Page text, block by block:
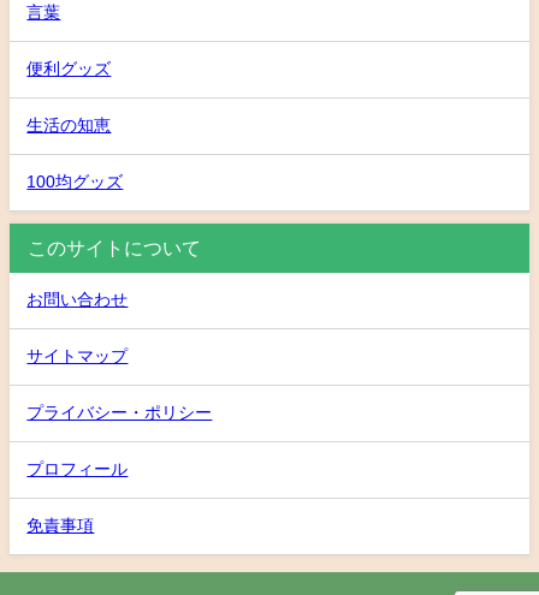
言葉
便利グッズ
生活の知恵
100均グッズ
このサイトについて
お問い合わせ
サイトマップ
プライバシー・ポリシー
プロフィール
免責事項